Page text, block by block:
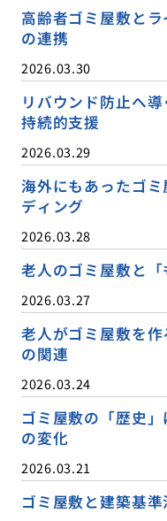
高齢者ゴミ屋敷と
の連携
2026.03.30
リバウンド防止へ
持続的支援
2026.03.29
海外にもあったゴ
ディング
2026.03.28
老人のゴミ屋敷と
2026.03.27
老人がゴミ屋敷を
の関連
2026.03.24
ゴミ屋敷の「歴史
の変化
2026.03.21
ゴミ屋敷と建築基